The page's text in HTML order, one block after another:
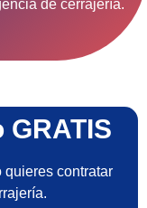
de cerrajería.
quieres contratar